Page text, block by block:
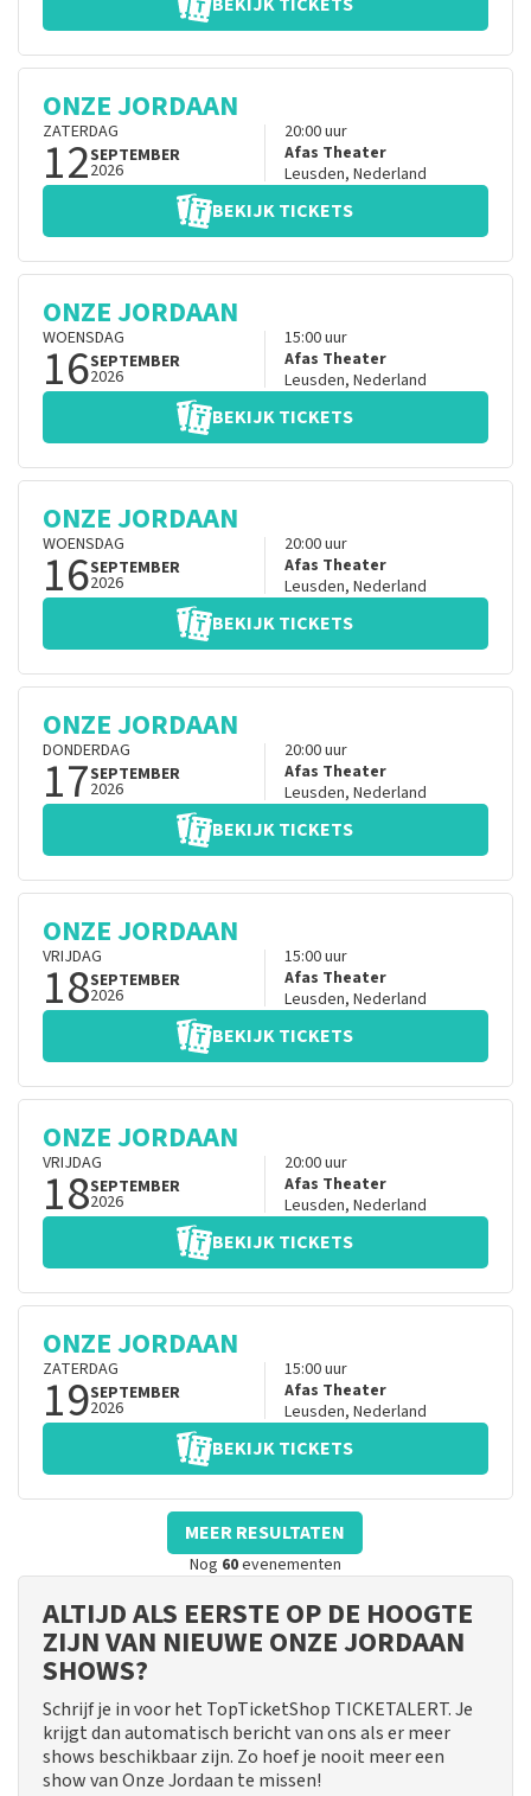
ONZE JORDAAN
ZATERDAG
12SEPTEMBER
2026
20:00uur
Afas Theater
Leusden, Nederland
BEKIJK TICKETS
ONZE JORDAAN
WOENSDAG
16SEPTEMBER
2026
15:00uur
Afas Theater
Leusden, Nederland
BEKIJK TICKETS
ONZE JORDAAN
WOENSDAG
16SEPTEMBER
2026
20:00uur
Afas Theater
Leusden, Nederland
BEKIJK TICKETS
ONZE JORDAAN
DONDERDAG
17SEPTEMBER
2026
20:00uur
Afas Theater
Leusden, Nederland
BEKIJK TICKETS
ONZE JORDAAN
VRIJDAG
18SEPTEMBER
2026
15:00uur
Afas Theater
Leusden, Nederland
BEKIJK TICKETS
ONZE JORDAAN
VRIJDAG
18SEPTEMBER
2026
20:00uur
Afas Theater
Leusden, Nederland
BEKIJK TICKETS
ONZE JORDAAN
ZATERDAG
19SEPTEMBER
2026
15:00uur
Afas Theater
Leusden, Nederland
BEKIJK TICKETS
MEER RESULTATEN
Nog 60evenementen
ALTIJD ALS EERSTE OP DE HOOGTE
ZIJN VAN NIEUWE ONZE JORDAAN
SHOWS?
Schrijf je in voor het TopTicketShop TICKETALERT. Je
krijgt dan automatisch bericht van ons als er meer
shows beschikbaar zijn. Zo hoef je nooit meer een
show van Onze Jordaan te missen!